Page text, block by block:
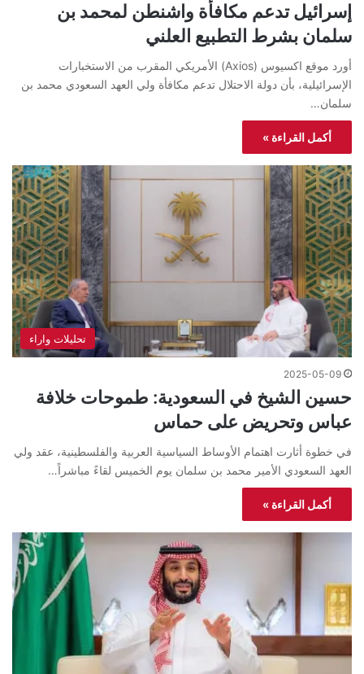
إسرائيل تدعم مكافأة واشنطن لمحمد بن
سلمان بشرط التطبيع العلني
أورد موقع اكسيوس (Axios) الأمريكي المقرب من الاستخبارات
الإسرائيلية، بأن دولة الاحتلال تدعم مكافأة ولي العهد السعودي محمد بن
سلمان…
أكمل القراءة »
تحليلات واراء
2025-05-09
حسين الشيخ في السعودية: طموحات خلافة
عباس وتحريض على حماس
في خطوة أثارت اهتمام الأوساط السياسية العربية والفلسطينية، عقد ولي
العهد السعودي الأمير محمد بن سلمان يوم الخميس لقاءً مباشراً…
أكمل القراءة »